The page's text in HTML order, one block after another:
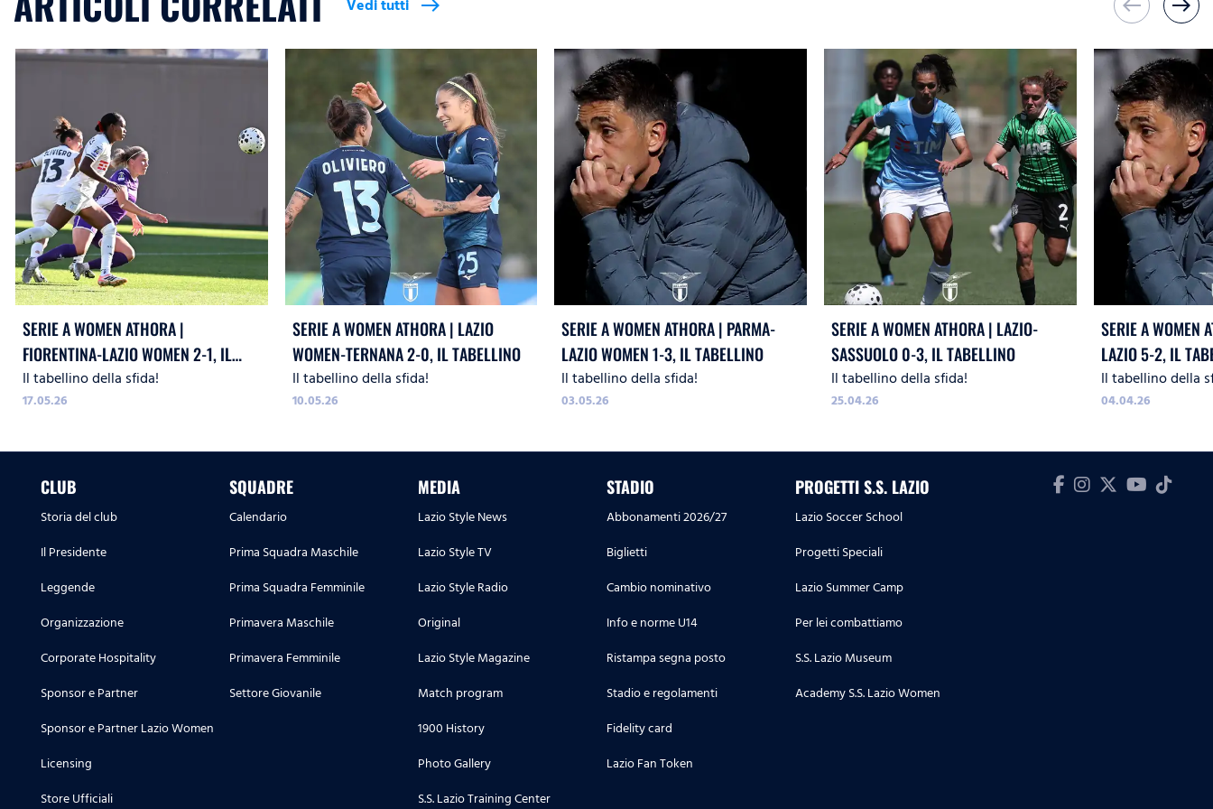
Vedi tutti east west east
SERIE A WOMEN ATHORA |
FIORENTINA-LAZIO WOMEN 2-1, IL
TABELLINO
Il tabellino della sfida!
17.05.26
SERIE A WOMEN ATHORA | LAZIO
WOMEN-TERNANA 2-0, IL TABELLINO
Il tabellino della sfida!
10.05.26
SERIE A WOMEN ATHORA | PARMA-
LAZIO WOMEN 1-3, IL TABELLINO
Il tabellino della sfida!
03.05.26
SERIE A WOMEN ATHORA | LAZIO-
SASSUOLO 0-3, IL TABELLINO
Il tabellino della sfida!
25.04.26
SERIE A WOMEN
LAZIO 5-2, IL
Il tabellino della
04.04.26
CLUB
Storia del club
Il Presidente
Leggende
Organizzazione
Corporate Hospitality
Sponsor e Partner
Sponsor e Partner Lazio Women
Licensing
Store Ufficiali
SQUADRE
Calendario
Prima Squadra Maschile
Prima Squadra Femminile
Primavera Maschile
Primavera Femminile
Settore Giovanile
MEDIA
Lazio Style News
Lazio Style TV
Lazio Style Radio
Original
Lazio Style Magazine
Match program
1900 History
Photo Gallery
S.S. Lazio Training Center
STADIO
Abbonamenti 2026/27
Biglietti
Cambio nominativo
Info e norme U14
Ristampa segna posto
Stadio e regolamenti
Fidelity card
Lazio Fan Token
PROGETTI S.S. LAZIO
Lazio Soccer School
Progetti Speciali
Lazio Summer Camp
Per lei combattiamo
S.S. Lazio Museum
Academy S.S. Lazio Women